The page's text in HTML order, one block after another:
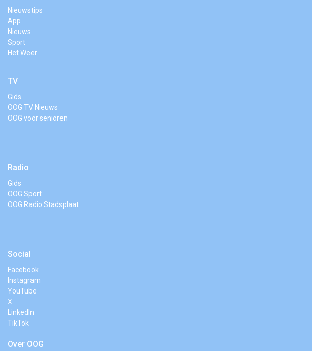
Nieuwstips
App
Nieuws
Sport
Het Weer
TV
Gids
OOG TV Nieuws
OOG voor senioren
Radio
Gids
OOG Sport
OOG Radio Stadsplaat
Social
Facebook
Instagram
YouTube
X
LinkedIn
TikTok
Over OOG